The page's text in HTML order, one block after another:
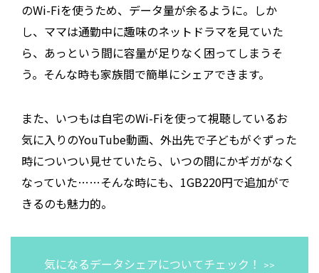
のWi-Fiを使うため、データ量が余るように。しか
し、ママは通勤中に趣味のネットドラマを見ていた
ら、あっという間に容量が足りなく困ってしまうそ
う。そんな時も家族間で簡単にシェアできます。
また、いつもは自宅のWi-Fiを使って視聴しているお
気に入りのYouTube動画、外出先で子どもがぐずった
時についつい見せていたら、いつの間にかギガがなく
なっていた……そんな時にも、1GB220円で追加がで
きるのも魅力的。
気になるデータシェアについてチェック！ >>